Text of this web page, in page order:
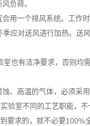
负荷。
用一个排风系统。工作
应对送风进行加热。送
也有洁净要求，否则均
、高温的气体，必须采
验室不同的工艺职能，
要求的，就不必要100%